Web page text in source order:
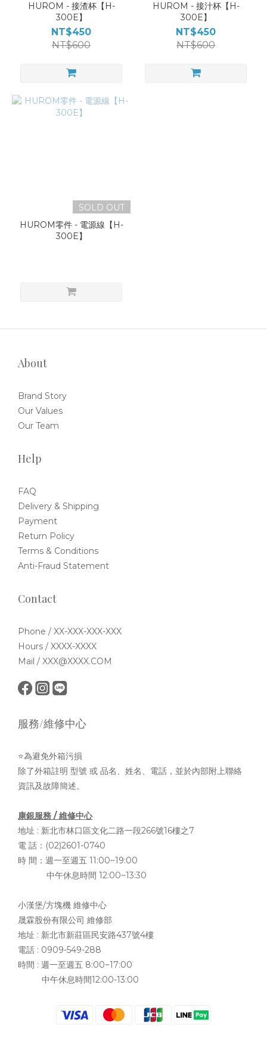
HUROM - 接渣杯【H-
300E】
NT$450
NT$600
HUROM - 接汁杯【H-
300E】
NT$450
NT$600
SOLD OUT
HUROM零件 - 電源線【H-
300E】
About
Brand Story
Our Values
Our Team
Help
FAQ
Delivery & Shipping
Payment
Return Policy
Terms & Conditions
Anti-Fraud Statement
Contact
Phone / XX-XXX-XXX-XXX
Hours / XXXX-XXXX
Mail / XXX@XXXX.COM
服務/維修中心
⭐為避免外箱污損
除了外箱註明 型號 或 品名、姓名、電話，並於內部附上聯絡
資訊及故障簡述。
康銀服務 / 維修中心
地址 : 新北市林口區文化二路一段266號16樓之7
電 話：(02)2601-0740
時 間：週一至週五 11:00~19:00
中午休息時間 12:00~13:30
小漢堡/方塊機 維修中心
晟霖股份有限公司 維修部
地址 : 新北市新莊區民安路437號4樓
電話 : 0909-549-288
時間 : 週一至週五 8:00~17:00
中午休息時間12:00-13:00